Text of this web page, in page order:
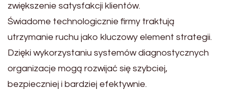
zwiększenie satysfakcji klientów.
Świadome technologicznie firmy traktują
utrzymanie ruchu jako kluczowy element strategii.
Dzięki wykorzystaniu systemów diagnostycznych
organizacje mogą rozwijać się szybciej,
bezpieczniej i bardziej efektywnie.